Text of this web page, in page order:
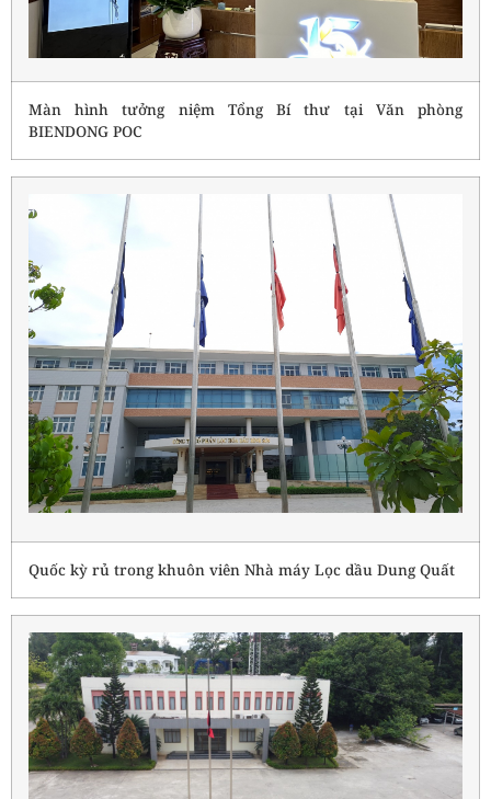
Màn hình tưởng niệm Tổng Bí thư tại Văn phòng
BIENDONG POC
Quốc kỳ rủ trong khuôn viên Nhà máy Lọc dầu Dung Quất